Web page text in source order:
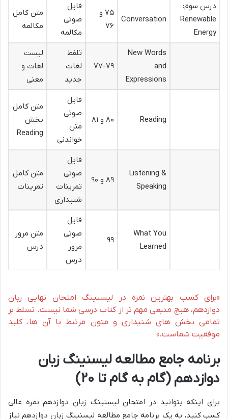
درس سوم:
Renewable
Energy
Conversation
۷۵ و
۷۶
فایل
صوتی
مکالمه
متن کامل
مکالمه
New Words
and
Expressions
۷۷-۷۹
تلفظ
لغات
جدید
لیست
لغات و
معنی
Reading ۸۰ و ۸۱
فایل
صوتی
متن
خواندنی
متن کامل
بخش
Reading
Listening &
Speaking
۸۹ و ۹۰
فایل
صوتی
تمرینات
شنیداری
متن کامل
تمرینات
What You
Learned
۹۹
فایل
صوتی
مرور
درس
متن مرور
درس
«برای کسب بهترین نمره در لیسنینگ امتحان نهایی زبان
دوازدهم، هیچ منبعی مهم تر از کتاب درسی شما نیست. تسلط بر
تمامی بخش های شنیداری و متون مرتبط با آن ها، کلید
موفقیت شماست.»
برنامه جامع مطالعه لیسنینگ زبان
دوازدهم (گام به گام تا ۲۰)
برای اینکه بتوانید در امتحان لیسنینگ زبان دوازدهمنمره عالی
کسب کنید، به یک برنامه جامع مطالعه لیسنینگ زبان دوازدهمنیاز